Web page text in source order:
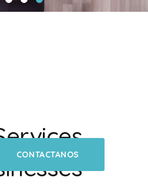
CONTACTANOS